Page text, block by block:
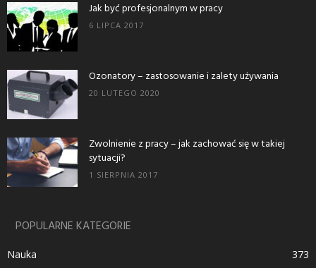
Jak być profesjonalnym w pracy
6 LIPCA 2017
Ozonatory – zastosowanie i zalety używania
20 LUTEGO 2020
Zwolnienie z pracy – jak zachować się w takiej
sytuacji?
1 SIERPNIA 2017
POPULARNE KATEGORIE
Nauka
373